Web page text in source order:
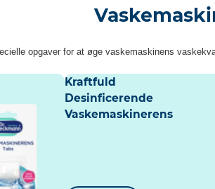
opgaver for at øge vaskemaskinens
Kraftfuld
Desinficerende
Vaskemaskinerens